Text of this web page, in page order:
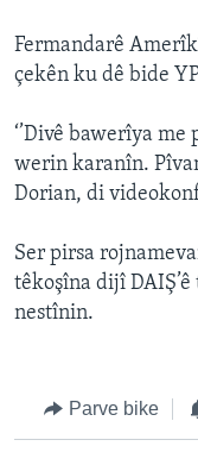
Fermandarê
çekên ku dê bide
‘’Divê bawerîya
werin karanîn.
Dorian, di
Ser pirsa
têkoşîna dijî
nestînin.
Parve bike